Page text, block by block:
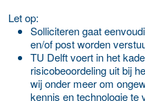
Let op:
Solliciteren gaat
en/of post worden
TU Delft voert in het
risicobeoordeling uit bij
wij onder meer om
kennis en technologie te